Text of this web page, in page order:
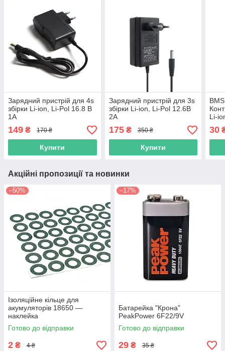
Зарядний пристрій для 4s
збірки Li-ion, Li-Pol 16.8 В
1A
149 ₴ 170 ₴
Купити
Зарядний пристрій для 3s
збірки Li-ion, Li-Pol 12.6В
2A
175₴ 350 ₴
Купити
Li-
30
Акційні пропозиції та новинки
–50%
Ізоляційне кільце для
акумуляторів 18650 —
наклейка
Готово до відправки
2 ₴ 4 ₴
–17%
Батарейка "Крона"
PeakPower 6F22/9V
Готово до відправки
29 ₴ 35 ₴